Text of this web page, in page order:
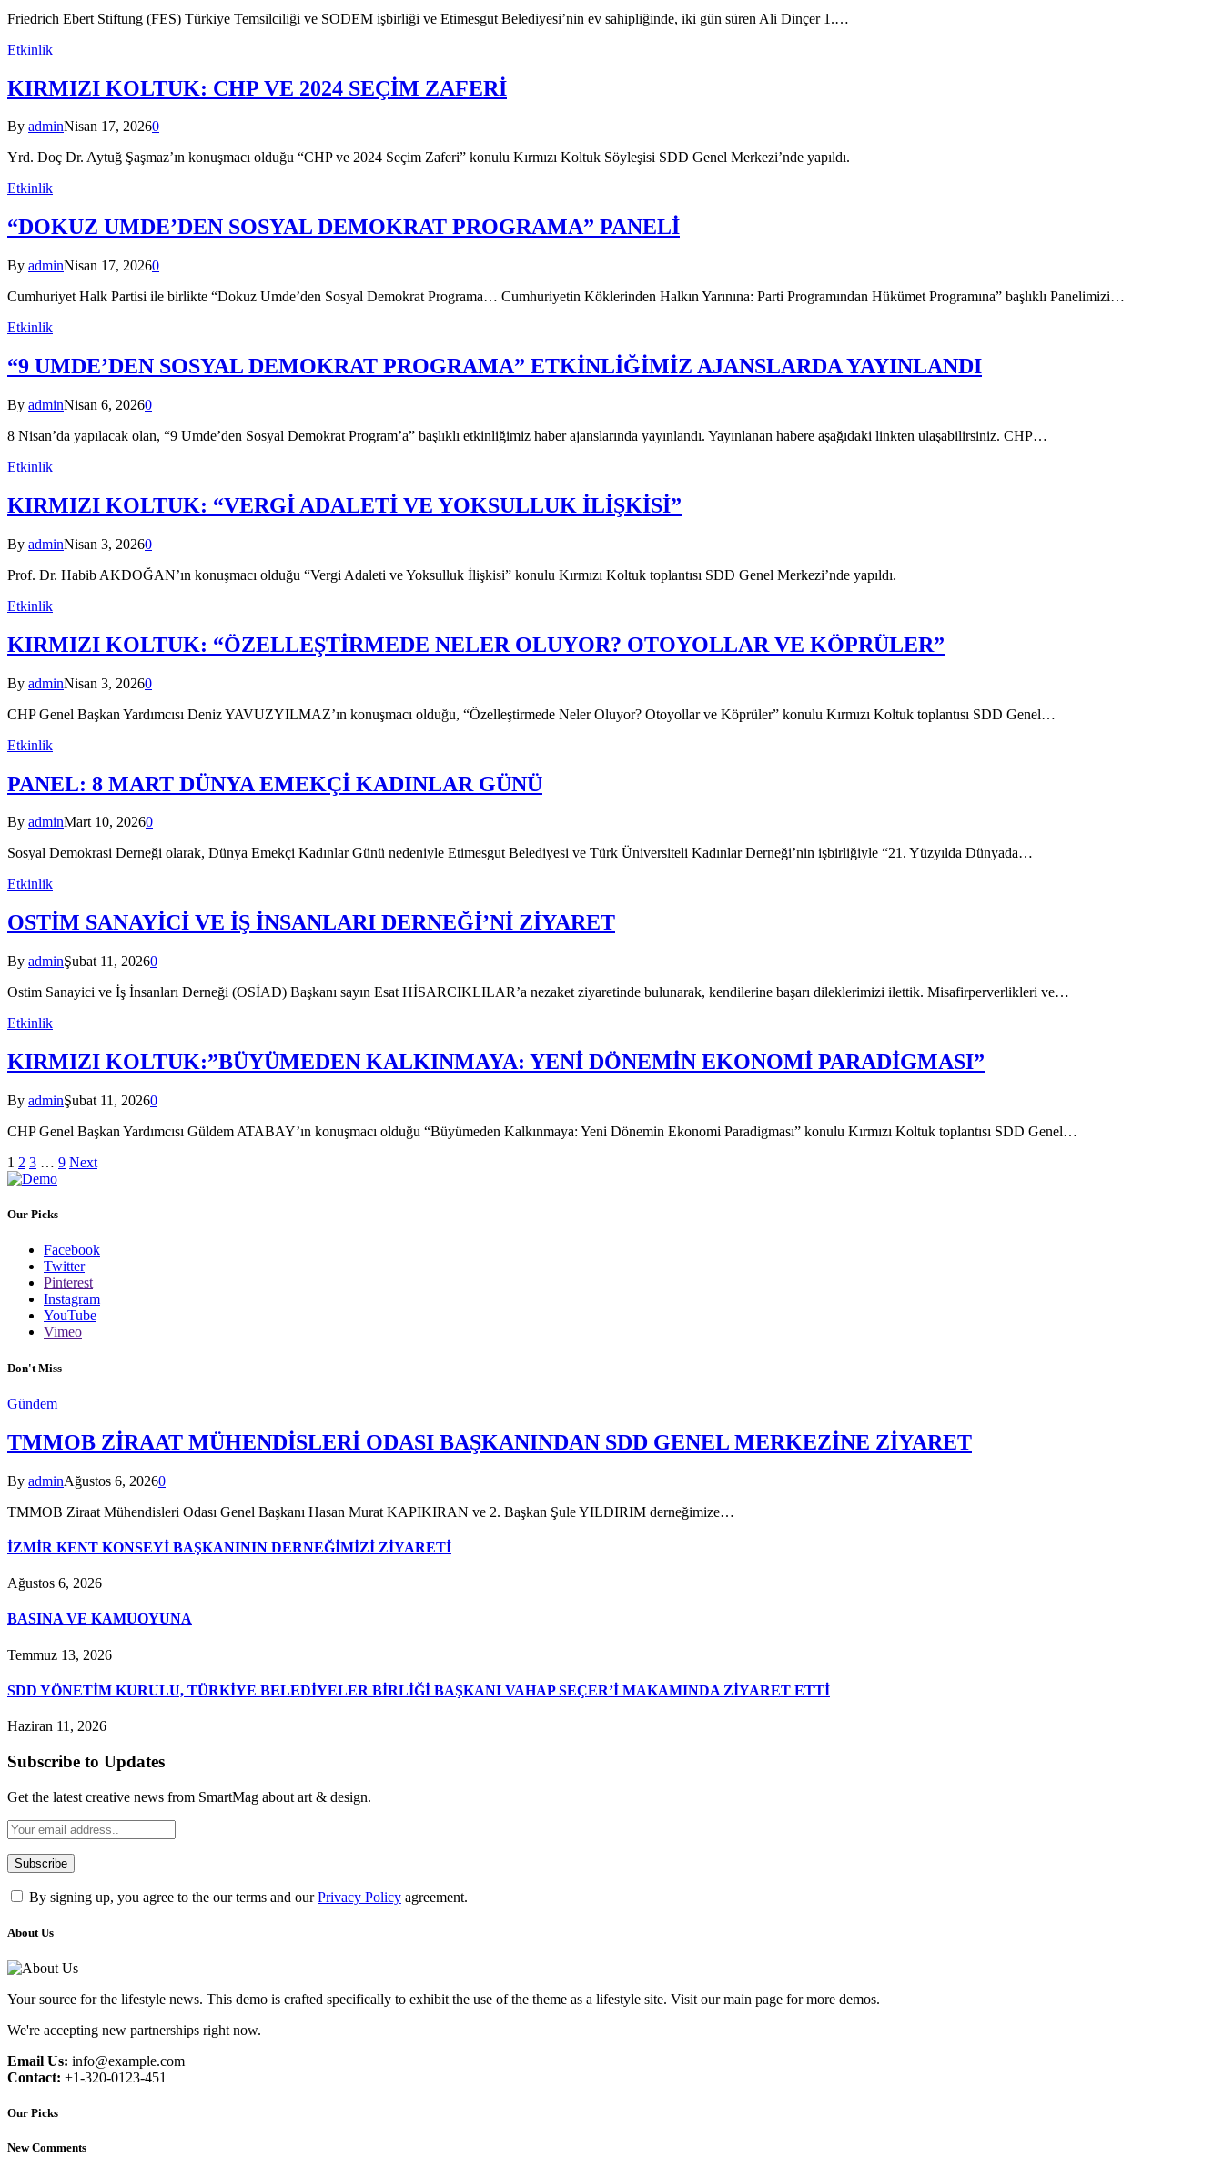
Friedrich Ebert Stiftung (FES) Türkiye Temsilciliği ve SODEM işbirliği ve Etimesgut Belediyesi’nin ev sahipliğinde, iki gün süren Ali Dinçer 1.…
Etkinlik
KIRMIZI KOLTUK: CHP VE 2024 SEÇİM ZAFERİ
By adminNisan 17, 20260
Yrd. Doç Dr. Aytuğ Şaşmaz’ın konuşmacı olduğu “CHP ve 2024 Seçim Zaferi” konulu Kırmızı Koltuk Söyleşisi SDD Genel Merkezi’nde yapıldı.
Etkinlik
“DOKUZ UMDE’DEN SOSYAL DEMOKRAT PROGRAMA” PANELİ
By adminNisan 17, 20260
Cumhuriyet Halk Partisi ile birlikte “Dokuz Umde’den Sosyal Demokrat Programa… Cumhuriyetin Köklerinden Halkın Yarınına: Parti Programından Hükümet Programına” başlıklı Panelimizi…
Etkinlik
“9 UMDE’DEN SOSYAL DEMOKRAT PROGRAMA” ETKİNLİĞİMİZ AJANSLARDA YAYINLANDI
By adminNisan 6, 20260
8 Nisan’da yapılacak olan, “9 Umde’den Sosyal Demokrat Program’a” başlıklı etkinliğimiz haber ajanslarında yayınlandı. Yayınlanan habere aşağıdaki linkten ulaşabilirsiniz. CHP…
Etkinlik
KIRMIZI KOLTUK: “VERGİ ADALETİ VE YOKSULLUK İLİŞKİSİ”
By adminNisan 3, 20260
Prof. Dr. Habib AKDOĞAN’ın konuşmacı olduğu “Vergi Adaleti ve Yoksulluk İlişkisi” konulu Kırmızı Koltuk toplantısı SDD Genel Merkezi’nde yapıldı.
Etkinlik
KIRMIZI KOLTUK: “ÖZELLEŞTİRMEDE NELER OLUYOR? OTOYOLLAR VE KÖPRÜLER”
By adminNisan 3, 20260
CHP Genel Başkan Yardımcısı Deniz YAVUZYILMAZ’ın konuşmacı olduğu, “Özelleştirmede Neler Oluyor? Otoyollar ve Köprüler” konulu Kırmızı Koltuk toplantısı SDD Genel…
Etkinlik
PANEL: 8 MART DÜNYA EMEKÇİ KADINLAR GÜNÜ
By adminMart 10, 20260
Sosyal Demokrasi Derneği olarak, Dünya Emekçi Kadınlar Günü nedeniyle Etimesgut Belediyesi ve Türk Üniversiteli Kadınlar Derneği’nin işbirliğiyle “21. Yüzyılda Dünyada…
Etkinlik
OSTİM SANAYİCİ VE İŞ İNSANLARI DERNEĞİ’Nİ ZİYARET
By adminŞubat 11, 20260
Ostim Sanayici ve İş İnsanları Derneği (OSİAD) Başkanı sayın Esat HİSARCIKLILAR’a nezaket ziyaretinde bulunarak, kendilerine başarı dileklerimizi ilettik. Misafirperverlikleri ve…
Etkinlik
KIRMIZI KOLTUK:”BÜYÜMEDEN KALKINMAYA: YENİ DÖNEMİN EKONOMİ PARADİGMASI”
By adminŞubat 11, 20260
CHP Genel Başkan Yardımcısı Güldem ATABAY’ın konuşmacı olduğu “Büyümeden Kalkınmaya: Yeni Dönemin Ekonomi Paradigması” konulu Kırmızı Koltuk toplantısı SDD Genel…
1 2 3 … 9 Next
Our Picks
Facebook
Twitter
Pinterest
Instagram
YouTube
Vimeo
Don't Miss
Gündem
TMMOB ZİRAAT MÜHENDİSLERİ ODASI BAŞKANINDAN SDD GENEL MERKEZİNE ZİYARET
By adminAğustos 6, 20260
TMMOB Ziraat Mühendisleri Odası Genel Başkanı Hasan Murat KAPIKIRAN ve 2. Başkan Şule YILDIRIM derneğimize…
İZMİR KENT KONSEYİ BAŞKANININ DERNEĞİMİZİ ZİYARETİ
Ağustos 6, 2026
BASINA VE KAMUOYUNA
Temmuz 13, 2026
SDD YÖNETİM KURULU, TÜRKİYE BELEDİYELER BİRLİĞİ BAŞKANI VAHAP SEÇER’İ MAKAMINDA ZİYARET ETTİ
Haziran 11, 2026
Subscribe to Updates
Get the latest creative news from SmartMag about art & design.
By signing up, you agree to the our terms and ourPrivacy Policy agreement.
About Us
Your source for the lifestyle news. This demo is crafted specifically to exhibit the use of the theme as a lifestyle site. Visit our main page for more demos.
We're accepting new partnerships right now.
Email Us: info@example.com
Contact: +1-320-0123-451
Our Picks
New Comments